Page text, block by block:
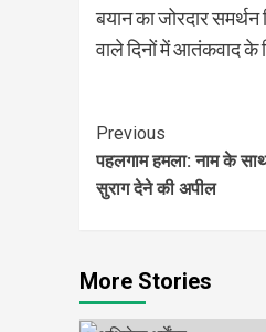
बयान का जोरदार
वाले दिनों में आतंकवाद के
Continue
Reading
Previous
पहलगाम हमला: नाम के
सुराग देने की अपील
More Stories